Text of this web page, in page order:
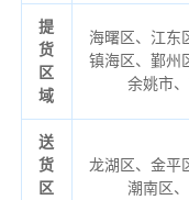
提
货
区
域
海曙区、江东
镇海区、鄞州
余姚市
送
货
区
龙湖区、金平
潮南区